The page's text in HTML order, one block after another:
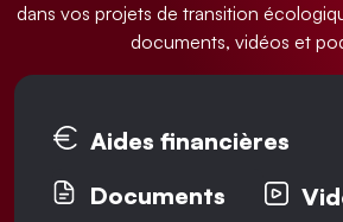
dans vos projets de transition
documents, vidéos et
Onglets
Aides financières
Documents